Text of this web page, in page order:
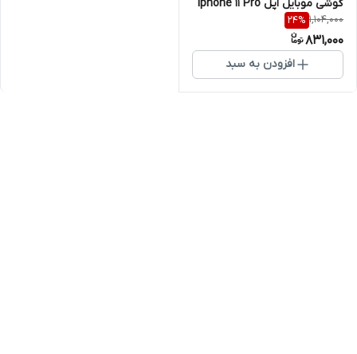
گوشی موبایل اپل Iphone 11 Pro
1,104,000
24%
831,000
افزودن به سبد